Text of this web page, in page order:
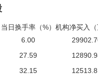
当日换手率（%） 机构净买入
6.00
27.59
32.15